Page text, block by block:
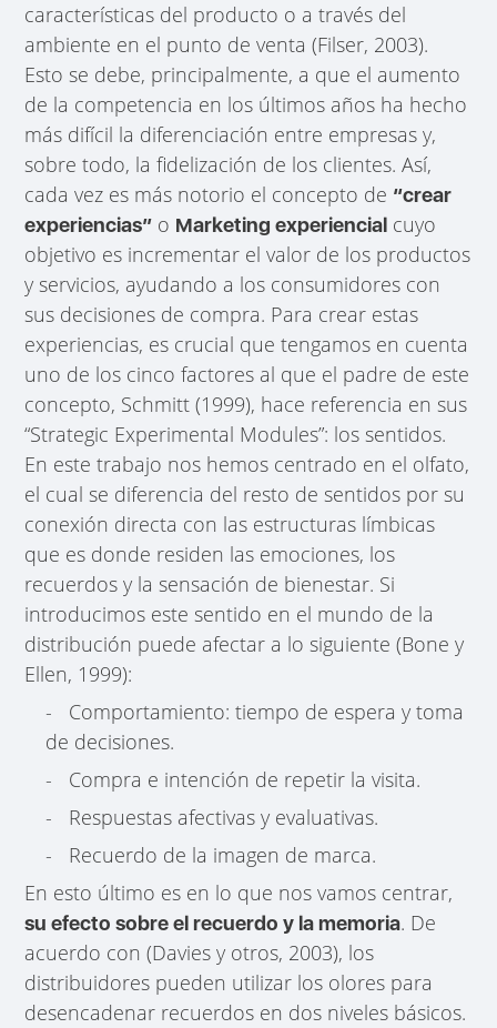
características del producto o a través del
ambiente en el punto de venta (Filser, 2003).
Esto se debe, principalmente, a que el aumento
de la competencia en los últimos años ha hecho
más difícil la diferenciación entre empresas y,
sobre todo, la fidelización de los clientes. Así,
cada vez es más notorio el concepto de “crear
experiencias” o Marketing experiencial cuyo
objetivo es incrementar el valor de los productos
y servicios, ayudando a los consumidores con
sus decisiones de compra. Para crear estas
experiencias, es crucial que tengamos en cuenta
uno de los cinco factores al que el padre de este
concepto, Schmitt (1999), hace referencia en sus
“Strategic Experimental Modules”: los sentidos.
En este trabajo nos hemos centrado en el olfato,
el cual se diferencia del resto de sentidos por su
conexión directa con las estructuras límbicas
que es donde residen las emociones, los
recuerdos y la sensación de bienestar. Si
introducimos este sentido en el mundo de la
distribución puede afectar a lo siguiente (Bone y
Ellen, 1999):
- Comportamiento: tiempo de espera y toma
de decisiones.
- Compra e intención de repetir la visita.
- Respuestas afectivas y evaluativas.
- Recuerdo de la imagen de marca.
En esto último es en lo que nos vamos centrar,
su efecto sobre el recuerdo y la memoria. De
acuerdo con (Davies y otros, 2003), los
distribuidores pueden utilizar los olores para
desencadenar recuerdos en dos niveles básicos.